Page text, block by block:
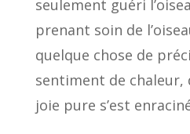
seulement guéri
prenant soin de
quelque chose de
sentiment de chaleur,
joie pure s’est